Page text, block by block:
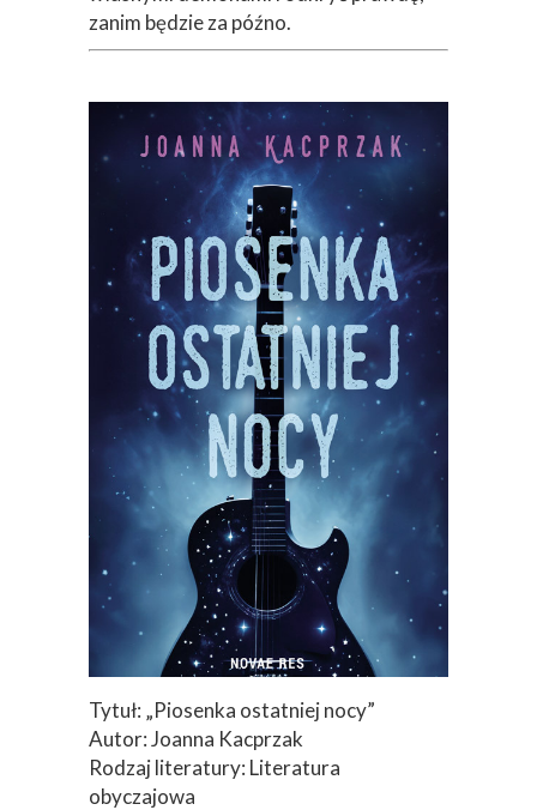
zanim będzie za późno.
Tytuł: „Piosenka ostatniej nocy”
Autor: Joanna Kacprzak
Rodzaj literatury: Literatura
obyczajowa